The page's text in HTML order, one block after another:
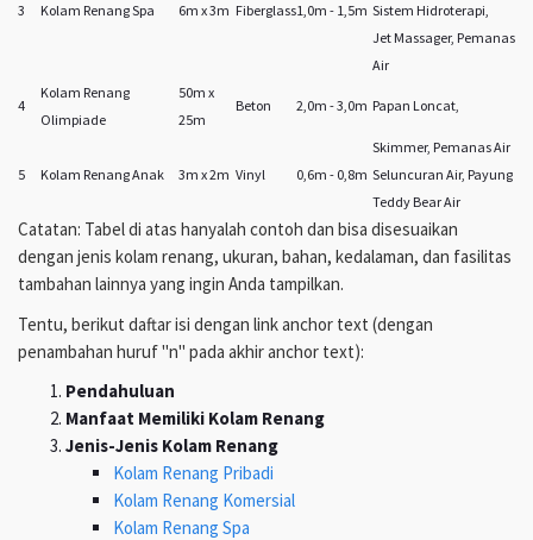
3
Kolam Renang Spa 6m x 3m Fiberglass1,0m - 1,5m Sistem Hidroterapi,
Jet Massager, Pemanas
Air
4
Kolam Renang
Olimpiade
50m x
25m
Beton 2,0m - 3,0m Papan Loncat,
Skimmer, Pemanas Air
5
Kolam Renang Anak 3m x 2m Vinyl 0,6m - 0,8m Seluncuran Air, Payung
Teddy Bear Air
Catatan: Tabel di atas hanyalah contoh dan bisa disesuaikan
dengan jenis kolam renang, ukuran, bahan, kedalaman, dan fasilitas
tambahan lainnya yang ingin Anda tampilkan.
Tentu, berikut daftar isi dengan link anchor text (dengan
penambahan huruf "n" pada akhir anchor text):
Pendahuluan
Manfaat Memiliki Kolam Renang
Jenis-Jenis Kolam Renang
Kolam Renang Pribadi
Kolam Renang Komersial
Kolam Renang Spa